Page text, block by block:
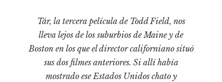
Fragmentos
Gran reserva
Historia
Historia material de los libros
Tár, la tercera película de Todd Field, nos
lleva lejos de los subur­bios de Maine y de
Boston en los que el director californiano situó
sus dos filmes anteriores. Si allí había
mostrado ese Estados Unidos chato y